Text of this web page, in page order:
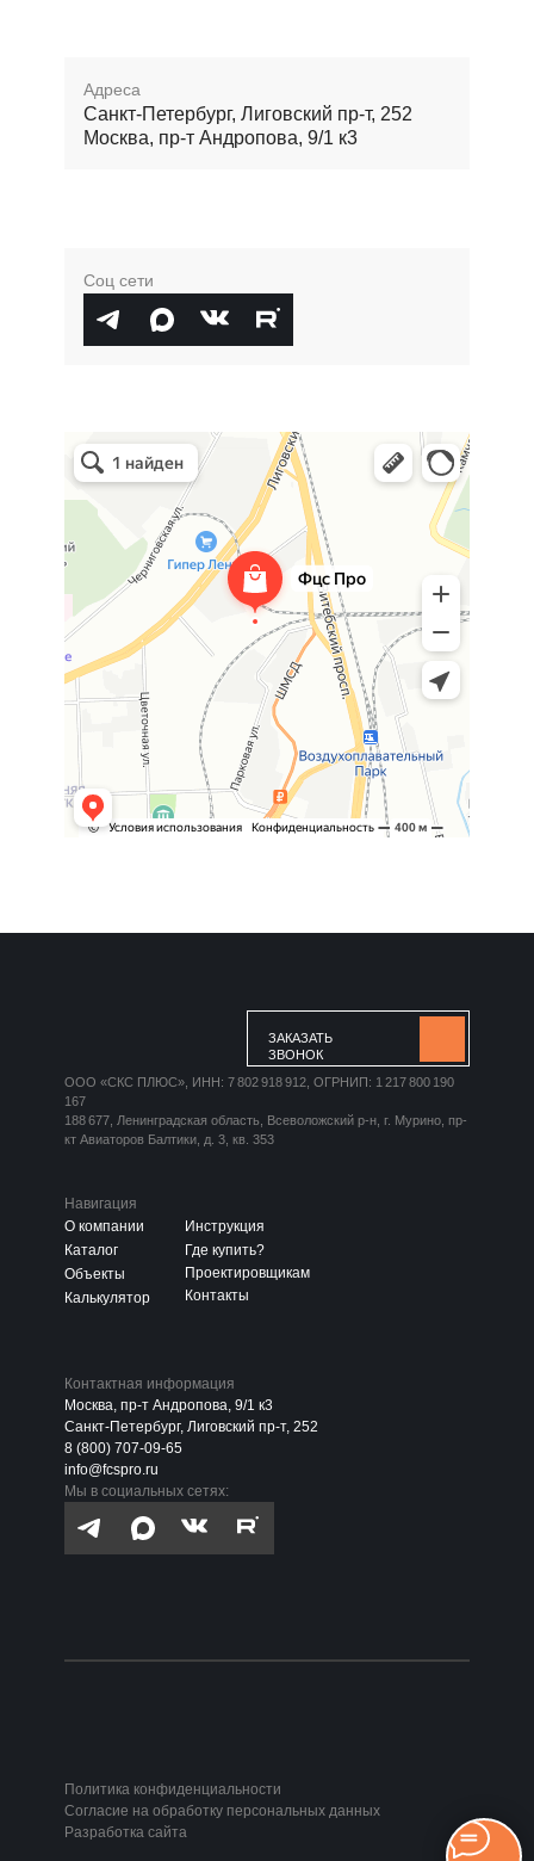
Соц сети
Адреса
Санкт-Петербург, Лиговский пр-т, 252
Москва, пр-т Андропова, 9/1 к3
Навигация
О компании
Каталог
Объекты
Калькулятор
Инструкция
Где купить?
Проектировщикам
Контакты
Контактная информация
Москва, пр-т Андропова, 9/1 к3
Санкт-Петербург, Лиговский пр-т, 252
8 (800) 707-09-65
info@fcspro.ru
Мы в социальных сетях:
ЗАКАЗАТЬ
ЗВОНОК
ООО «СКС ПЛЮС», ИНН: 7 802 918 912, ОГРНИП: 1 217 800 190
167
188 677, Ленинградская область, Всеволожский р-н, г. Мурино, пр-
кт Авиаторов Балтики, д. 3, кв. 353
Политика конфиденциальности
Согласие на обработку персональных данных
Разработка сайта